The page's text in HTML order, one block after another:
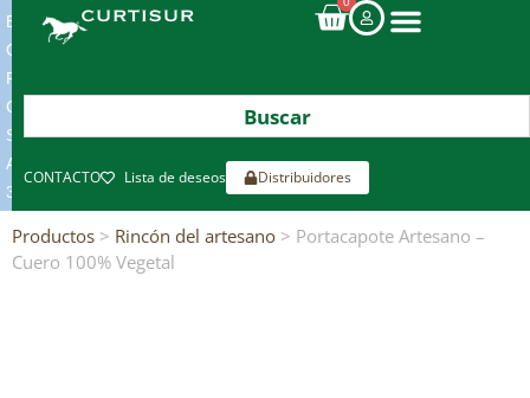
ENVIOS
GRATIS
POR
COMPRAS
SUPERIORES
A
300€*
CONTACTO Lista de deseos Distribuidores
Productos > Rincón del artesano > Portacapote Artesano –
Cuero 100% Vegetal